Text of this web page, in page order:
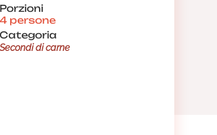
Porzioni
4 persone
Categoria
Secondi di carne